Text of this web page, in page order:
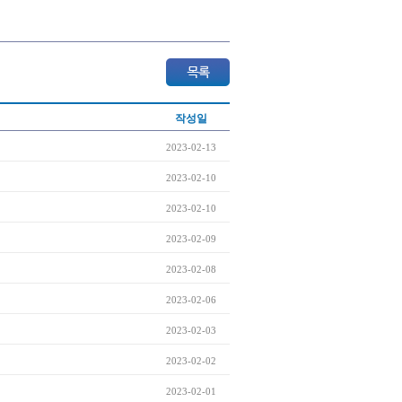
작성일
2023-02-13
2023-02-10
2023-02-10
2023-02-09
2023-02-08
2023-02-06
2023-02-03
2023-02-02
2023-02-01